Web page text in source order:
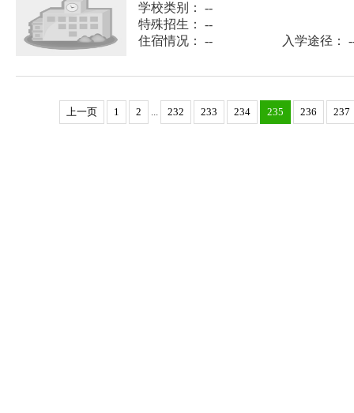
学校类别： --
特殊招生： --
住宿情况： --
入学途径：
上一页 1 2 ... 232 233 234 235 236 237